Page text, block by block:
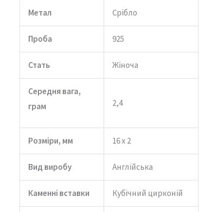
Метал Срібло
Проба 925
Стать Жіноча
Середня вага,
грам
2,4
Розміри, мм 16 х 2
Вид виробу Англійська
Каменні вставки Кубічний цирконій